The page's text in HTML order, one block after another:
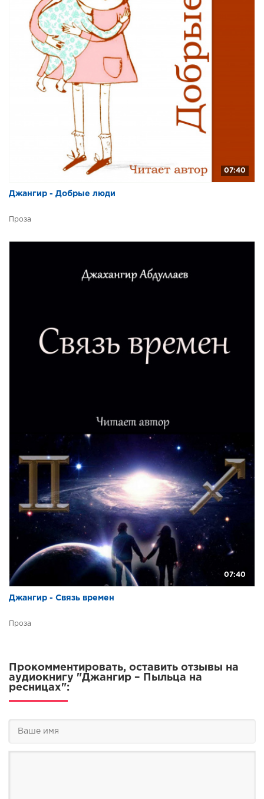
07:40
Джангир - Добрые люди
Проза
07:40
Джангир - Связь времен
Проза
Прокомментировать, оставить отзывы на
аудиокнигу "Джангир – Пыльца на
ресницах":